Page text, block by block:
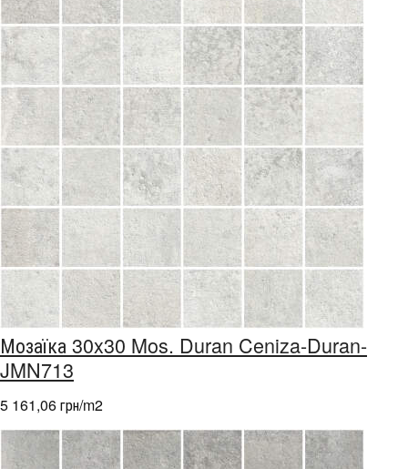
Мозаїка 30x30 Mos. Duran Ceniza-Duran-
JMN713
5 161,06 грн/m2